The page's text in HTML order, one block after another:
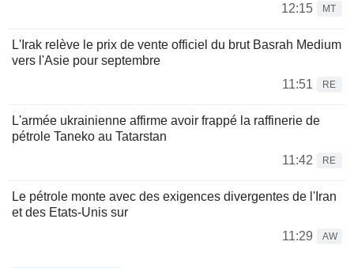
12:15
MT
L'Irak relève le prix de vente officiel du brut Basrah Medium
vers l'Asie pour septembre
11:51
RE
L'armée ukrainienne affirme avoir frappé la raffinerie de
pétrole Taneko au Tatarstan
11:42
RE
Le pétrole monte avec des exigences divergentes de l'Iran
et des Etats-Unis sur
11:29
AW